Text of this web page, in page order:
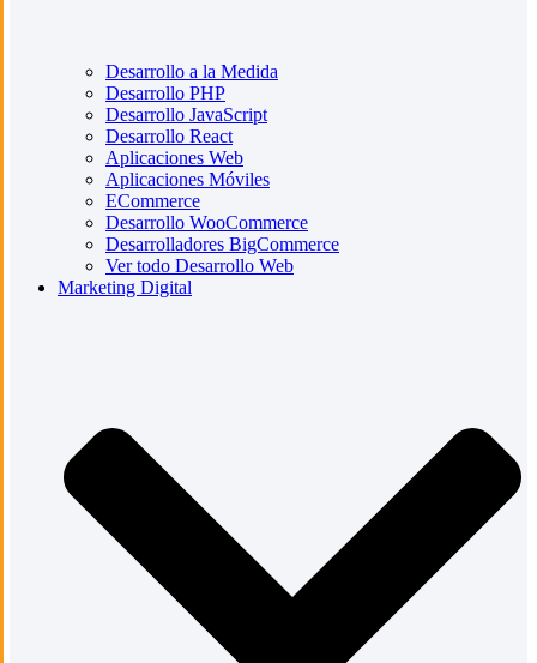
Desarrollo a la Medida
Desarrollo PHP
Desarrollo JavaScript
Desarrollo React
Aplicaciones Web
Aplicaciones Móviles
ECommerce
Desarrollo WooCommerce
Desarrolladores BigCommerce
Ver todo Desarrollo Web
Marketing Digital